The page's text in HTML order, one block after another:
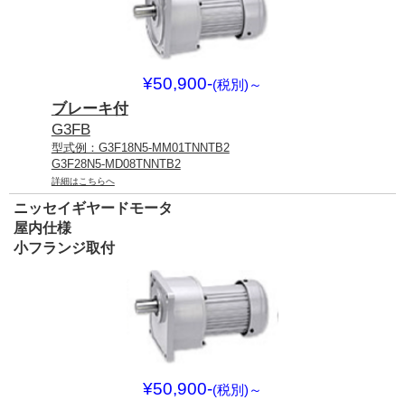
¥50,900-(税別) ～
ブレーキ付
G3FB
型式例：G3F18N5-MM01TNNTB2
G3F28N5-MD08TNNTB2
詳細はこちらへ
ニッセイギヤードモータ
屋内仕様
小フランジ取付
¥50,900-(税別) ～